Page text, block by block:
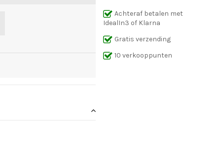
Achteraf betalen met
IdealIn3 of Klarna
Gratis verzending
10 verkooppunten